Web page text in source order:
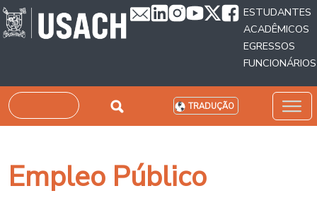
Passar para o conteúdo principal
ESTUDANTES
ACADÊMICOS
EGRESSOS
FUNCIONÁRIOS
Pesquisar TRADUÇÃO
Empleo Público